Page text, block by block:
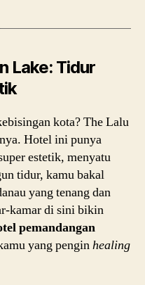
Lake: Tidur
kota? The Lalu
Hotel ini punya
estetik, menyatu
tidur, kamu bakal
yang tenang dan
kamar di sini bikin
pemandangan
yang penginhealing